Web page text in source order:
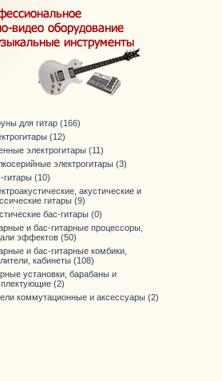
для гитар (166)
(12)
электрогитары (11)
электрогитары (3)
гитары (10)
акустические и
гитары (9)
бас-гитары (0)
и бас-гитарные процессоры,
эффектов (50)
и бас-гитарные комбики,
кабинеты (108)
установки, барабаны и
(2)
коммутационные и аксессуары (2)